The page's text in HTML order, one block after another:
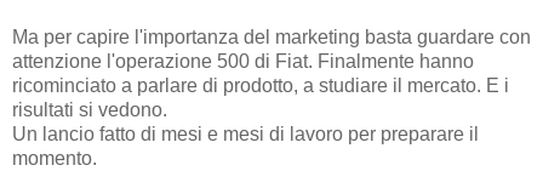
Ma per capire l'importanza del marketing basta guardare con
attenzione l'operazione 500 di Fiat. Finalmente hanno
ricominciato a parlare di prodotto, a studiare il mercato. E i
risultati si vedono.
Un lancio fatto di mesi e mesi di lavoro per preparare il
momento.